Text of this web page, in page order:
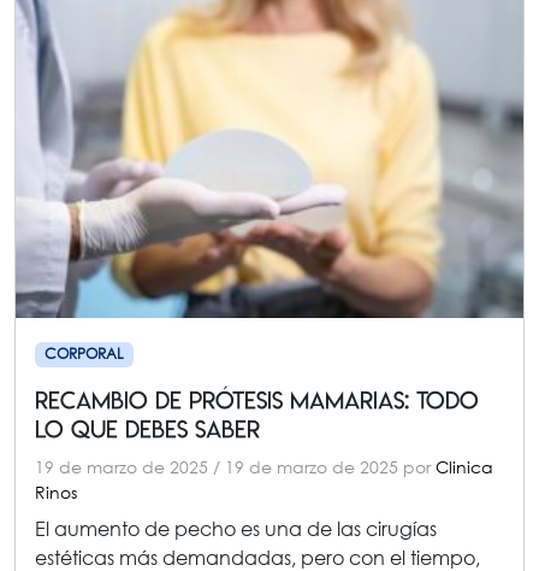
CORPORAL
Recambio de Prótesis Mamarias: Todo
lo que Debes Saber
19 de marzo de 2025 / 19 de marzo de 2025 porClinica
Rinos
El aumento de pecho es una de las cirugías
estéticas más demandadas, pero con el tiempo,